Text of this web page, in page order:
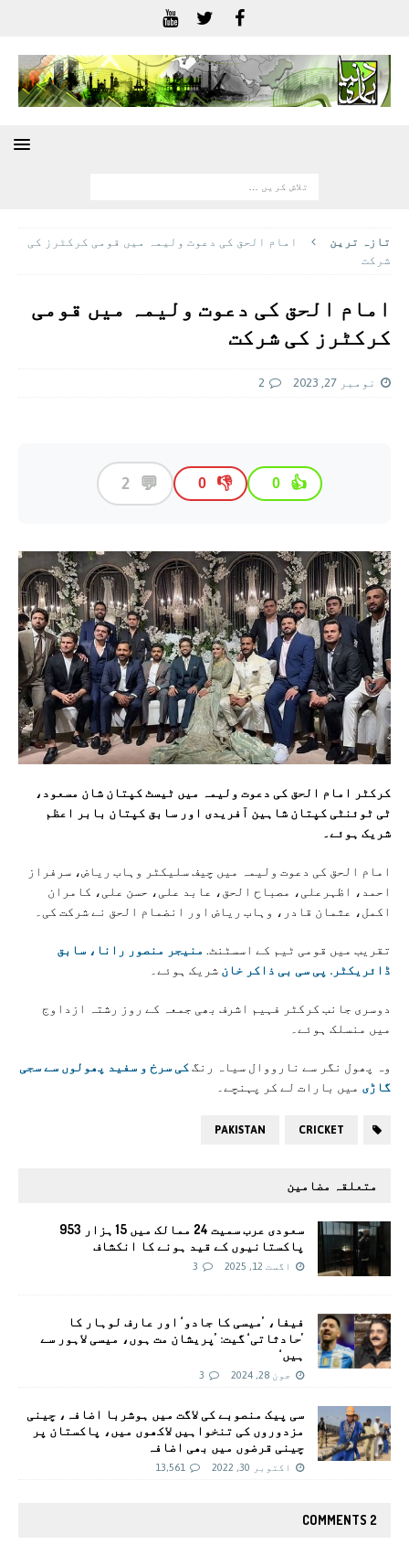
تازہ ترين
امام الحق کی دعوت ولیمہ میں قومی کرکٹرز کی
شرکت
امام الحق کی دعوت ولیمہ میں قومی
کرکٹرز کی شرکت
نومبر 27, 2023 2
👍
0
👎
0
💬
2
کرکٹر امام الحق کی دعوت ولیمہ میں ٹیسٹ کپتان شان مسعود،
ٹی ٹوئنٹی کپتان شاہین آفریدی اور سابق کپتان بابر اعظم
شریک ہوئے۔
امام الحق کی دعوت ولیمہ میں چیف سلیکٹر وہاب ریاض، سرفراز
احمد، اظہرعلی، مصباح الحق، عابد علی، حسن علی، کامران
اکمل، عثمان قادر، وہاب ریاض اور انضمام الحق نے شرکت کی۔
تقریب میں قومی ٹیم کے اسسٹنٹ. منیجر منصور رانا، سابق
ڈائریکٹر. پی سی بی ذاکر خان شریک ہوئے۔
دوسری جانب کرکٹر فہیم اشرف بھی جمعہ کے روز رشتہ ازداوج
میں منسلک ہوئے۔
وہ پھول نگر سے نارووال سیاہ رنگ کی سرخ و سفید پھولوں سے سجی
گاڑی میں بارات لے کر پہنچے۔
CRICKET
PAKISTAN
متعلقہ مضامین
سعودی عرب سمیت 24 ممالک میں 15 ہزار 953
پاکستانیوں کے قید ہونے کا انکشاف
اگست 12, 2025 3
فیفا، ’میسی کا جادو‘ اور عارف لوہار کا
’حادثاتی‘ گیت: ’پریشان مت ہوں، میسی لاہور سے
ہیں‘
جون 28, 2024 3
سی پيک منصوبے کی لاگت ميں ہوشربا اضافہ، چينی
مزدوروں کی تنخواہيں لاکھوں ميں، پاکستان پر
چینی قرضوں ميں بھی اضافہ
اکتوبر 30, 2022 13,561
2 COMMENTS